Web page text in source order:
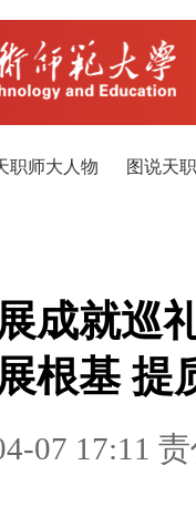
职师大人物 图说天
成就巡
根基 提
07 17:11